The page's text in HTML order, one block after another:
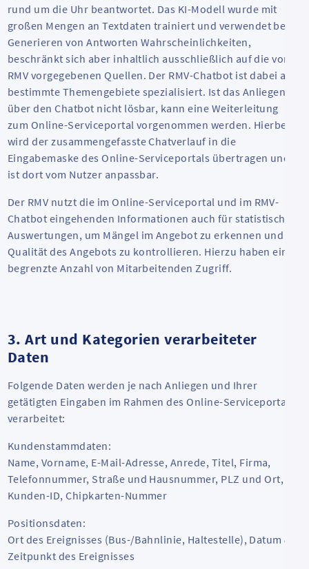
rund um die Uhr beantwortet. Das KI-Modell wurde mit
großen Mengen an Textdaten trainiert und verwendet beim
Generieren von Antworten Wahrscheinlichkeiten,
beschränkt sich aber inhaltlich ausschließlich auf die vom
RMV vorgegebenen Quellen. Der RMV-Chatbot ist dabei auf
bestimmte Themengebiete spezialisiert. Ist das Anliegen
über den Chatbot nicht lösbar, kann eine Weiterleitung
zum Online-Serviceportal vorgenommen werden. Hierbei
wird der zusammengefasste Chatverlauf in die
Eingabemaske des Online-Serviceportals übertragen und
ist dort vom Nutzer anpassbar.
Der RMV nutzt die im Online-Serviceportal und im RMV-
Chatbot eingehenden Informationen auch für statistische
Auswertungen, um Mängel im Angebot zu erkennen und die
Qualität des Angebots zu kontrollieren. Hierzu haben eine
begrenzte Anzahl von Mitarbeitenden Zugriff.
3. Art und Kategorien verarbeiteter
Daten
Folgende Daten werden je nach Anliegen und Ihrer
getätigten Eingaben im Rahmen des Online-Serviceportals
verarbeitet:
Kundenstammdaten:
Name, Vorname, E-Mail-Adresse, Anrede, Titel, Firma,
Telefonnummer, Straße und Hausnummer, PLZ und Ort,
Kunden-ID, Chipkarten-Nummer
Positionsdaten:
Ort des Ereignisses (Bus-/Bahnlinie, Haltestelle), Datum &
Zeitpunkt des Ereignisses